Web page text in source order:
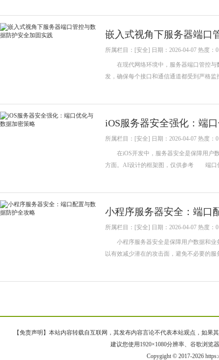
嵌入式视角下服务器端口
所属栏目：[安全] 日期：2026-04-07 热度：0
在现代网络环境中，服务器端口管控与
发，确保每个接口和通信通道都受到严格
iOS服务器安全强化：端
所属栏目：[安全] 日期：2026-04-07 热度：0
在iOS开发中，服务器安全是保障用户数
方面。AI设计的框架图，仅供参考 端口
小程序服务器安全：端口
所属栏目：[安全] 日期：2026-04-07 热度：0
小程序服务器安全是保障用户数据和业
以有效减少潜在的攻击面，避免不必要
【免责声明】本站内容转载自互联网，其发布内容言论不代表本站观点，如果
建议您使用1920×1080分辨率、谷歌浏览
Copygight © 2017-2026